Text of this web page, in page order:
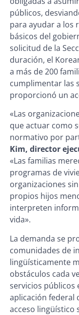
públicos,
para ayudar a los
básicos del
solicitud de la
duración, el
a más de 200
cumplimentar las
proporcionó un
«Las
que actuar como
normativo por
Kim, director
«Las familias
programas de
organizaciones
propios hijos
interpreten
vida».
La demanda se
comunidades de
lingüísticamente
obstáculos cada
servicios públicos
aplicación federal
acceso lingüístico